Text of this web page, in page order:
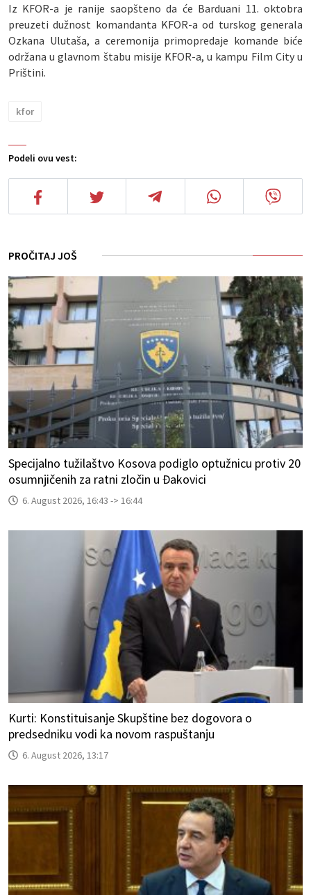
Podeli ovu vest:
Iz KFOR-a je ranije saopšteno da će Barduani 11. oktobra
preuzeti dužnost komandanta KFOR-a od turskog generala
Ozkana Ulutaša, a ceremonija primopredaje komande biće
održana u glavnom štabu misije KFOR-a, u kampu Film City u
Prištini.
kfor
PROČITAJ JOŠ
Specijalno tužilaštvo Kosova podiglo optužnicu protiv 20
osumnjičenih za ratni zločin u Đakovici
6. August 2026, 16:43 -> 16:44
Kurti: Konstituisanje Skupštine bez dogovora o
predsedniku vodi ka novom raspuštanju
6. August 2026, 13:17